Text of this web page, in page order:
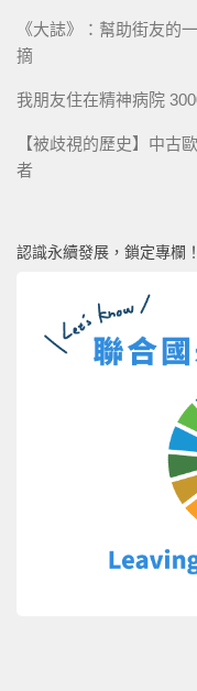
《大誌》：幫助街友的
摘
我朋友住在精神病院
【被歧視的歷史】中古
者
認識永續發展，鎖定專欄！